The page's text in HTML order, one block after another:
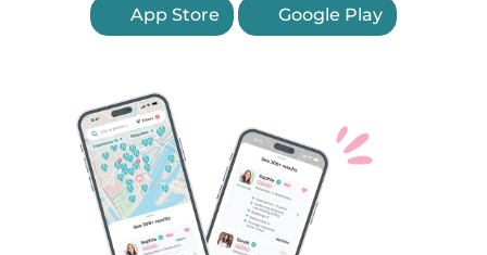
App Store Google Play